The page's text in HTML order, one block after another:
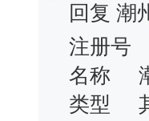
回复 潮
注册号
名称 潮
类型